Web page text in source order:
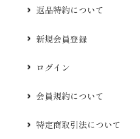
返品特約について
新規会員登録
ログイン
会員規約について
特定商取引法について